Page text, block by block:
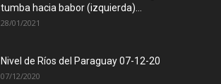
tumba hacia babor (izquierda)...
28/01/2021
Nivel de Ríos del Paraguay 07-12-20
07/12/2020